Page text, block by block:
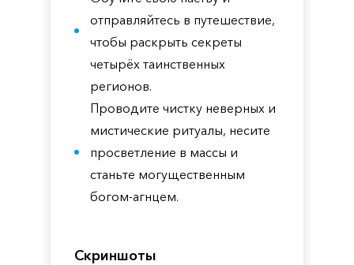
отправляйтесь в путешествие,
чтобы раскрыть секреты
четырёх таинственных
регионов.
Проводите чистку неверных и
мистические ритуалы, несите
просветление в массы и
станьте могущественным
богом-агнцем.
Скриншоты